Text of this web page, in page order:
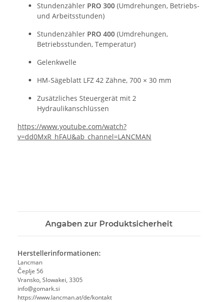
Stundenzähler PRO 300 (Umdrehungen, Betriebs-
und Arbeitsstunden)
Stundenzähler PRO 400 (Umdrehungen,
Betriebsstunden, Temperatur)
Gelenkwelle
HM-Sägeblatt LFZ 42 Zähne, 700 × 30 mm
Zusätzliches Steuergerät mit 2
Hydraulikanschlüssen
https://www.youtube.com/watch?
v=dd0MxR_hFAU&ab_channel=LANCMAN
Angaben zur Produktsicherheit
Herstellerinformationen:
Lancman
Čeplje 56
Vransko, Slowakei, 3305
info@gomark.si
https://www.lancman.at/de/kontakt